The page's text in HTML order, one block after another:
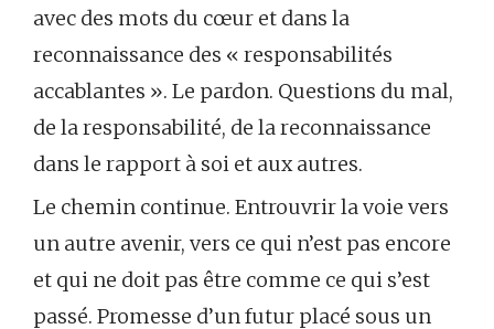
avec des mots du cœur et dans la
reconnaissance des « responsabilités
accablantes ». Le pardon. Questions du mal,
de la responsabilité, de la reconnaissance
dans le rapport à soi et aux autres.
Le chemin continue. Entrouvrir la voie vers
un autre avenir, vers ce qui n’est pas encore
et qui ne doit pas être comme ce qui s’est
passé. Promesse d’un futur placé sous un